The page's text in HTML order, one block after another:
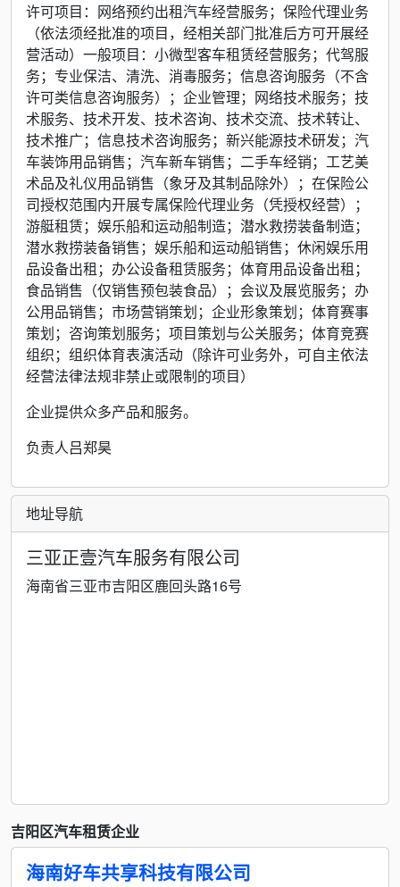
许可项目：网络预约出租汽车经营服务；保险代理业务
（依法须经批准的项目，经相关部门批准后方可开展经
营活动）一般项目：小微型客车租赁经营服务；代驾服
务；专业保洁、清洗、消毒服务；信息咨询服务（不含
许可类信息咨询服务）；企业管理；网络技术服务；技
术服务、技术开发、技术咨询、技术交流、技术转让、
技术推广；信息技术咨询服务；新兴能源技术研发；汽
车装饰用品销售；汽车新车销售；二手车经销；工艺美
术品及礼仪用品销售（象牙及其制品除外）；在保险公
司授权范围内开展专属保险代理业务（凭授权经营）；
游艇租赁；娱乐船和运动船制造；潜水救捞装备制造；
潜水救捞装备销售；娱乐船和运动船销售；休闲娱乐用
品设备出租；办公设备租赁服务；体育用品设备出租；
食品销售（仅销售预包装食品）；会议及展览服务；办
公用品销售；市场营销策划；企业形象策划；体育赛事
策划；咨询策划服务；项目策划与公关服务；体育竞赛
组织；组织体育表演活动（除许可业务外，可自主依法
经营法律法规非禁止或限制的项目）
企业提供众多产品和服务。
负责人吕郑昊
地址导航
三亚正壹汽车服务有限公司
海南省三亚市吉阳区鹿回头路16号
吉阳区汽车租赁企业
海南好车共享科技有限公司